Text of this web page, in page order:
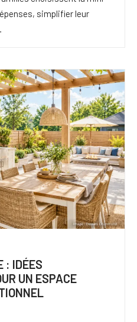
simplifier leur
: IDÉES
UN ESPACE